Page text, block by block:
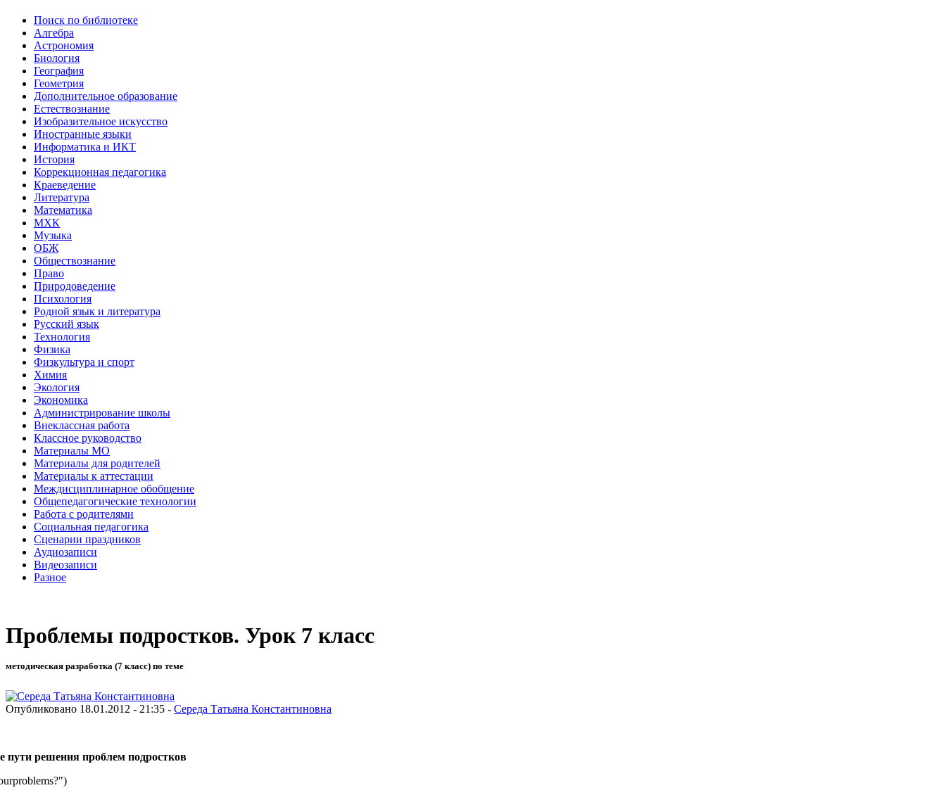
Поиск по библиотеке
Алгебра
Астрономия
Биология
География
Геометрия
Дополнительное образование
Естествознание
Изобразительное искусство
Иностранные языки
Информатика и ИКТ
История
Коррекционная педагогика
Краеведение
Литература
Математика
МХК
Музыка
ОБЖ
Обществознание
Право
Природоведение
Психология
Родной язык и литература
Русский язык
Технология
Физика
Физкультура и спорт
Химия
Экология
Экономика
Администрирование школы
Внеклассная работа
Классное руководство
Материалы МО
Материалы для родителей
Материалы к аттестации
Междисциплинарное обобщение
Общепедагогические технологии
Работа с родителями
Социальная педагогика
Сценарии праздников
Аудиозаписи
Видеозаписи
Разное
Проблемы подростков. Урок 7 класс
методическая разработка (7 класс) по теме
Опубликовано 18.01.2012 - 21:35 - Середа Татьяна Константиновна
решения проблем подростков